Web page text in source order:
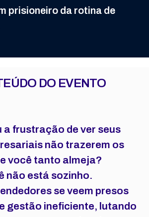
prisioneiro da rotina de
DO EVENTO
a frustração de ver seus
não trazerem os
você tanto almeja?
não está sozinho.
se veem presos
gestão ineficiente, lutando